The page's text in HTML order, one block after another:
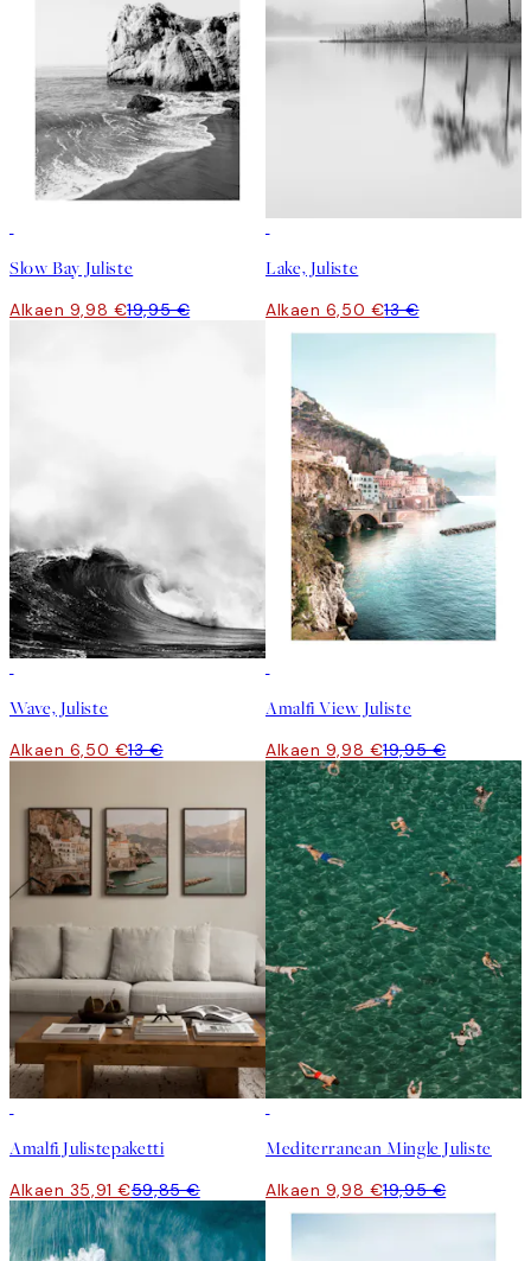
Slow Bay Juliste
Alkaen 9,98 €19,95 €
Lake, Juliste
Alkaen 6,50 €13 €
Wave, Juliste
Alkaen 6,50 €13 €
Amalfi View Juliste
Alkaen 9,98 €19,95 €
Amalfi Julistepaketti
Alkaen 35,91 €59,85 €
Mediterranean Mingle Juliste
Alkaen 9,98 €19,95 €